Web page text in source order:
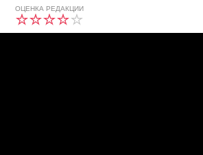
ОЦЕНКА РЕДАКЦИИ